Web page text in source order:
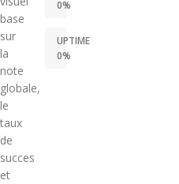
base
sur
la
note
globale,
le
taux
de
succes
et
0%
UPTIME
0%